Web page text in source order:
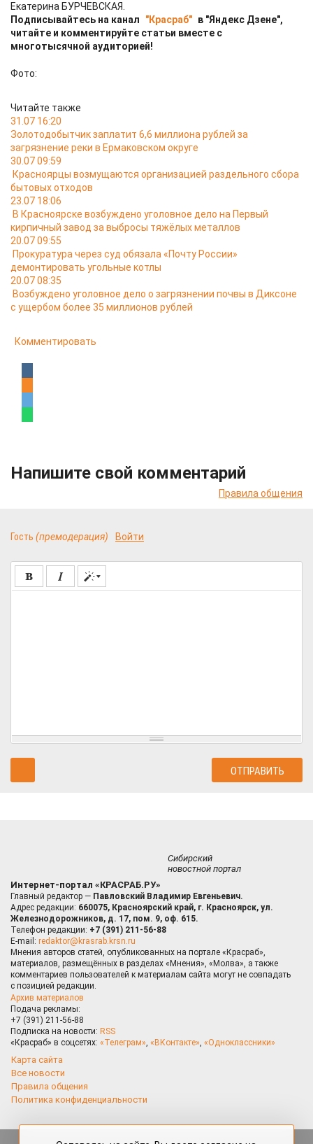
Екатерина БУРЧЕВСКАЯ.
Подписывайтесь на канал
"Красраб" в "Яндекс Дзене",
читайте и комментируйте статьи вместе с
многотысячной аудиторией!
Фото:
Читайте также
31.07 16:20
Золотодобытчик заплатит 6,6 миллиона рублей за
загрязнение реки в Ермаковском округе
30.07 09:59
Красноярцы возмущаются организацией раздельного сбора
бытовых отходов
23.07 18:06
В Красноярске возбуждено уголовное дело на Первый
кирпичный завод за выбросы тяжёлых металлов
20.07 09:55
Прокуратура через суд обязала «Почту России»
демонтировать угольные котлы
20.07 08:35
Возбуждено уголовное дело о загрязнении почвы в Диксоне
с ущербом более 35 миллионов рублей
Комментировать
Напишите свой комментарий
Правила общения
Гость (премодерация) Войти
Сибирский
новостной портал
Интернет-портал «КРАСРАБ.РУ»
Главный редактор — Павловский Владимир Евгеньевич.
Адрес редакции: 660075, Красноярский край, г. Красноярск, ул.
Железнодорожников, д. 17, пом. 9, оф. 615.
Телефон редакции: +7 (391) 211-56-88
E-mail: redaktor@krasrab.krsn.ru
Мнения авторов статей, опубликованных на портале «Красраб»,
материалов, размещённых в разделах «Мнения», «Молва», а также
комментариев пользователей к материалам сайта могут не совпадать
с позицией редакции.
Архив материалов
Подача рекламы:
+7 (391) 211-56-88
Подписка на новости: RSS
«Красраб» в соцсетях: «Телеграм», «ВКонтакте», «Одноклассники»
Карта сайта
Все новости
Правила общения
Политика конфиденциальности